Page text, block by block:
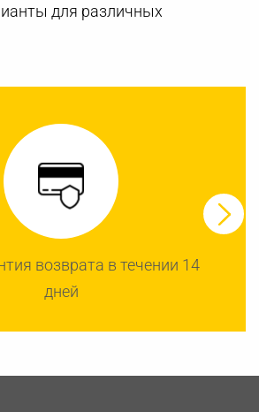
для различных
возврата в течении 14
дней